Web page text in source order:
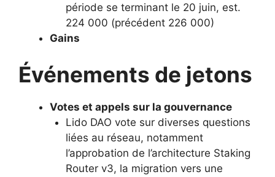
période se terminant le 20 juin, est.
224 000 (précédent 226 000)
Gains
Événements de jetons
Votes et appels sur la gouvernance
Lido DAO vote sur diverses questions
liées au réseau, notamment
l’approbation de l’architecture Staking
Router v3, la migration vers une